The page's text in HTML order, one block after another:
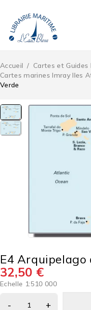
Accueil / Cartes et Guides
Cartes marines Imray Iles
Verde
E4 Arquipelago
32,50 €
Echelle 1:510 000